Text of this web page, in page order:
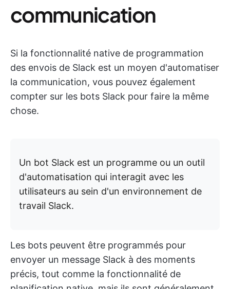
communication
Si la fonctionnalité native de programmation
des envois de Slack est un moyen d'automatiser
la communication, vous pouvez également
compter sur les bots Slack pour faire la même
chose.
Un bot Slack est un programme ou un outil
d'automatisation qui interagit avec les
utilisateurs au sein d'un environnement de
travail Slack.
Les bots peuvent être programmés pour
envoyer un message Slack à des moments
précis, tout comme la fonctionnalité de